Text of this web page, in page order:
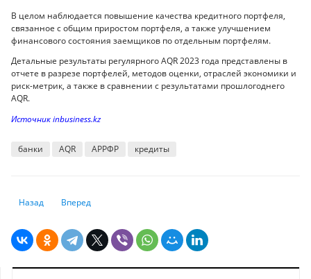
В целом наблюдается повышение качества кредитного портфеля,
связанное с общим приростом портфеля, а также улучшением
финансового состояния заемщиков по отдельным портфелям.
Детальные результаты регулярного AQR 2023 года представлены в
отчете в разрезе портфелей, методов оценки, отраслей экономики и
риск-метрик, а также в сравнении с результатами прошлогоднего
AQR.
Источник inbusiness.kz
банки AQR АРРФР кредиты
Предыдущий: Потребительская уверенность казахстанцев снизилась
Назад Следующий: Как выбрать надежный банк для депозита в
Вперед